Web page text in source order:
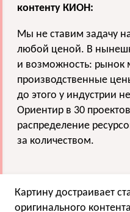
контенту КИОН:
Мы не ставим задачу
любой ценой. В
и возможность: рынок
производственные
до этого у индустрии
Ориентир в 30
распределение
за количеством.
Картину достраивает
оригинального